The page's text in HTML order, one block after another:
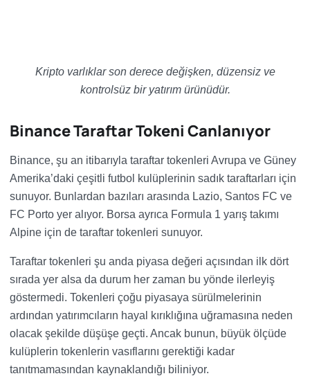
Kripto varlıklar son derece değişken, düzensiz ve
kontrolsüz bir yatırım ürünüdür.
Binance Taraftar Tokeni Canlanıyor
Binance, şu an itibarıyla taraftar tokenleri Avrupa ve Güney
Amerika’daki çeşitli futbol kulüplerinin sadık taraftarları için
sunuyor. Bunlardan bazıları arasında Lazio, Santos FC ve
FC Porto yer alıyor. Borsa ayrıca Formula 1 yarış takımı
Alpine için de taraftar tokenleri sunuyor.
Taraftar tokenleri şu anda piyasa değeri açısından ilk dört
sırada yer alsa da durum her zaman bu yönde ilerleyiş
göstermedi. Tokenleri çoğu piyasaya sürülmelerinin
ardından yatırımcıların hayal kırıklığına uğramasına neden
olacak şekilde düşüşe geçti. Ancak bunun, büyük ölçüde
kulüplerin tokenlerin vasıflarını gerektiği kadar
tanıtmamasından kaynaklandığı biliniyor.